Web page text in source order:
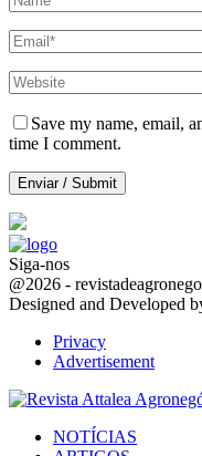
Save my name, email,
time I comment.
Siga-nos
Facebook
Twitter
Instagram
Linkedin
Youtube
Email
@2026 -
Designed and Developed
Privacy
Advertisement
NOTÍCIAS